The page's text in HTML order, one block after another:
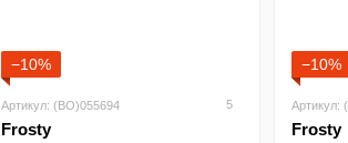
−10%
Артикул: (BO)055694 5
Frosty
−10%
Артикул:
Frosty